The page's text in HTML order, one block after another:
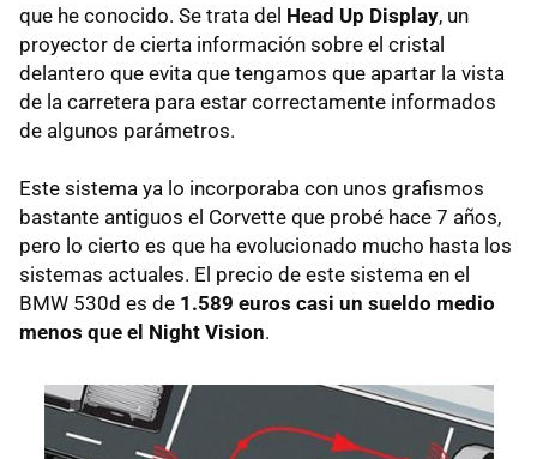
que he conocido. Se trata del Head Up Display, un
proyector de cierta información sobre el cristal
delantero que evita que tengamos que apartar la vista
de la carretera para estar correctamente informados
de algunos parámetros.
Este sistema ya lo incorporaba con unos grafismos
bastante antiguos el Corvette que probé hace 7 años,
pero lo cierto es que ha evolucionado mucho hasta los
sistemas actuales. El precio de este sistema en el
BMW 530d es de 1.589 euros casi un sueldo medio
menos que el Night Vision.